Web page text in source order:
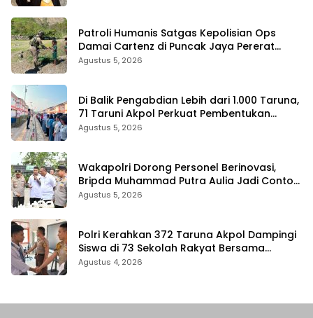
Patroli Humanis Satgas Kepolisian Ops
Damai Cartenz di Puncak Jaya Pererat
Kedekatan dengan Masyarakat
Agustus 5, 2026
Di Balik Pengabdian Lebih dari 1.000 Taruna,
71 Taruni Akpol Perkuat Pembentukan
Karakter Siswa Sekolah Rakyat
Agustus 5, 2026
Wakapolri Dorong Personel Berinovasi,
Bripda Muhammad Putra Aulia Jadi Contoh
Nyata
Agustus 5, 2026
Polri Kerahkan 372 Taruna Akpol Dampingi
Siswa di 73 Sekolah Rakyat Bersama
Taruna Akademi TNI
Agustus 4, 2026